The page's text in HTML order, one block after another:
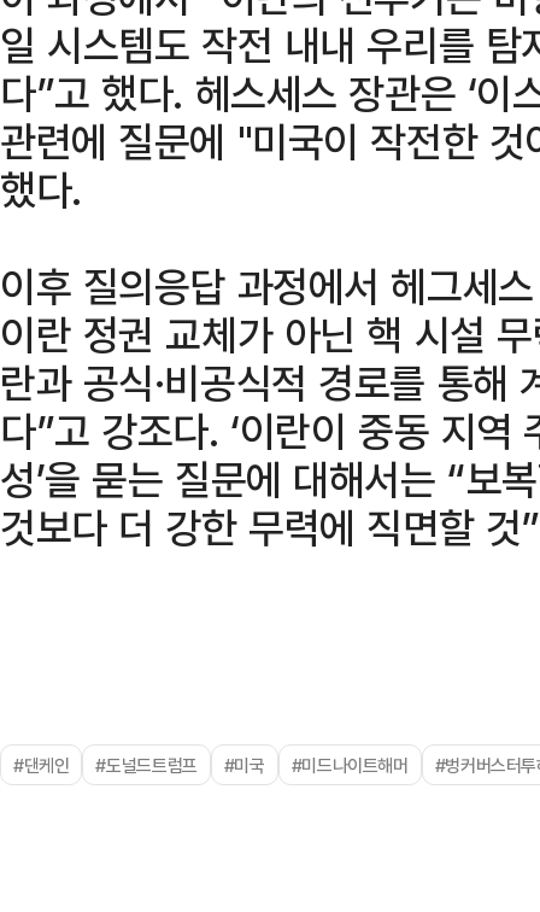
일 시스템도 작전 내내 우리를
다”고 했다. 헤스세스 장관은 ‘이
관련에 질문에 "미국이 작전한
했다.
이후 질의응답 과정에서 헤그세
이란 정권 교체가 아닌 핵 시설
란과 공식·비공식적 경로를 통해
다”고 강조다. ‘이란이 중동 지
성’을 묻는 질문에 대해서는 “보
것보다 더 강한 무력에 직면할 것
#댄케인 #도널드트럼프 #미국 #미드나이트해머 #벙커버스터